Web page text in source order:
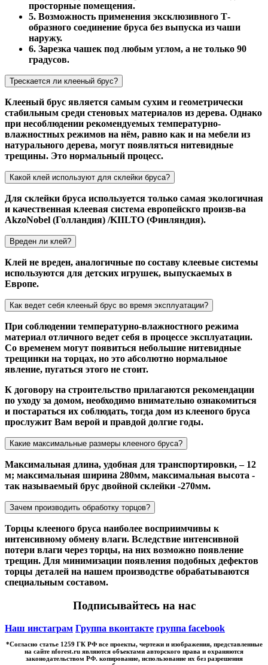
просторные помещения.
5. Возможность применения эксклюзивного Т-
образного соединение бруса без выпуска из чаши
наружу.
6. Зарезка чашек под любым углом, а не только 90
градусов.
Трескается ли клееный брус?
Клееный брус является самым сухим и геометрически
стабильным среди стеновых материалов из дерева. Однако
при несоблюдении рекомендуемых температурно-
влажностных режимов на нём, равно как и на мебели из
натурального дерева, могут появляться нитевидные
трещины. Это нормальный процесс.
Какой клей используют для склейки бруса?
Для склейки бруса используется только самая экологичная
и качественная клеевая система европейскго произв-ва
AkzoNobel (Голландия) /KIILTO (Финляндия).
Вреден ли клей?
Клей не вреден, аналогичные по составу клеевые системы
используются для детских игрушек, выпускаемых в
Европе.
Как ведет себя клееный брус во время эксплуатации?
При соблюдении температурно-влажностного режима
материал отличного ведет себя в процессе эксплуатации.
Со временем могут появиться небольшие нитевидные
трещинки на торцах, но это абсолютно нормальное
явление, пугаться этого не стоит.
К договору на строительство прилагаются рекомендации
по уходу за домом, необходимо внимательно ознакомиться
и постараться их соблюдать, тогда дом из клееного бруса
прослужит Вам верой и правдой долгие годы.
Какие максимальные размеры клееного бруса?
Максимальная длина, удобная для транспортировки, – 12
м; максимальная ширина 280мм, максимальная высота -
так называемый брус двойной склейки -270мм.
Зачем производить обработку торцов?
Торцы клееного бруса наиболее восприимчивы к
интенсивному обмену влаги. Вследствие интенсивной
потери влаги через торцы, на них возможно появление
трещин. Для минимизации появления подобных дефектов
торцы деталей на нашем производстве обрабатываются
специальным составом.
Подписывайтесь на нас
Наш инстаграм Группа вконтакте группа facebook
*Cогласно статье 1259 ГК РФ все проекты, чертежи и изображения, представленные
на сайте nforest.ru являются объектами авторского права и охраняются
законодательством РФ. копирование, использование их без разрешения